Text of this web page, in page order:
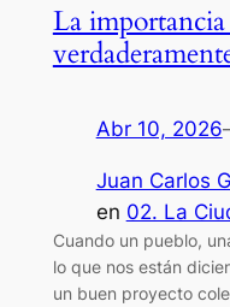
La
Abr 10, 2026
Juan Carlos
en 02. La
Cuando un pueblo,
lo que nos están
un buen proyecto